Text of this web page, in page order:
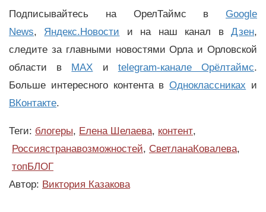
Подписывайтесь на ОрелТаймс в Google
News, Яндекс.Новости и на наш канал вДзен,
следите за главными новостями Орла и Орловской
области в MAX и telegram-канале Орёлтаймс.
Больше интересного контента вОдноклассниках и
ВКонтакте.
Теги: блогеры, Елена Шелаева, контент,
Россиястранавозможностей, СветланаКовалева,
топБЛОГ
Автор: Виктория Казакова